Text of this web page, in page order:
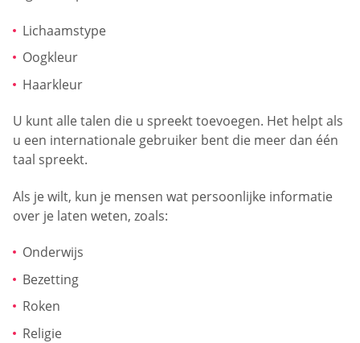
Lichaamstype
Oogkleur
Haarkleur
U kunt alle talen die u spreekt toevoegen. Het helpt als
u een internationale gebruiker bent die meer dan één
taal spreekt.
Als je wilt, kun je mensen wat persoonlijke informatie
over je laten weten, zoals:
Onderwijs
Bezetting
Roken
Religie